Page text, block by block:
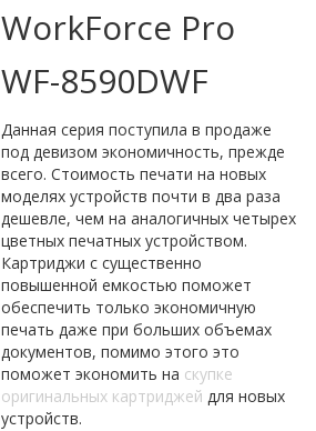
WorkForce Pro
WF-8590DWF
Данная серия поступила в продаже
под девизом экономичность, прежде
всего. Стоимость печати на новых
моделях устройств почти в два раза
дешевле, чем на аналогичных четырех
цветных печатных устройством.
Картриджи с существенно
повышенной емкостью поможет
обеспечить только экономичную
печать даже при больших объемах
документов, помимо этого это
поможет экономить на скупке
оригинальных картриджей для новых
устройств.